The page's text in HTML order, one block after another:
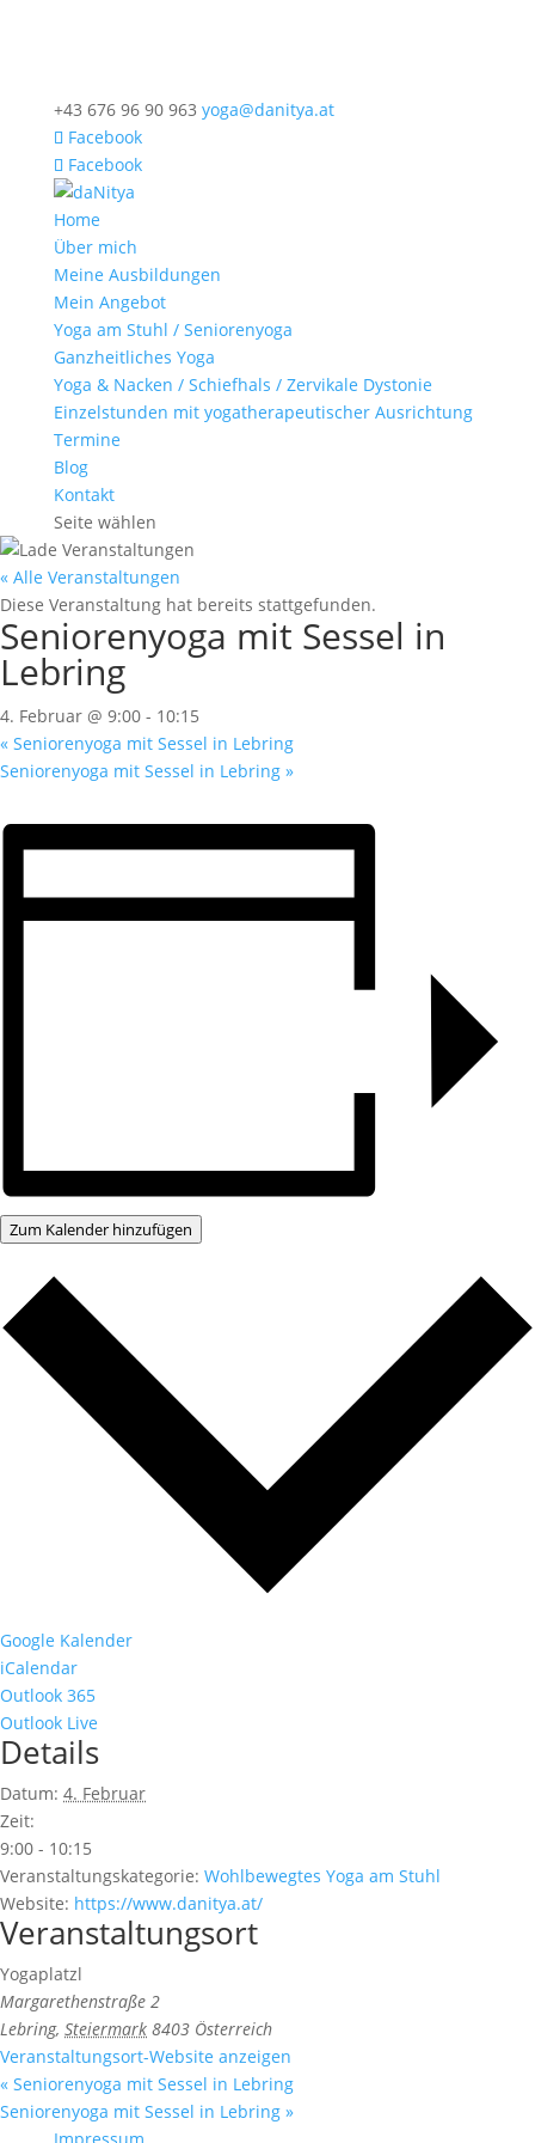
+43 676 96 90 963 yoga@danitya.at
Facebook
Facebook
Home
Über mich
Meine Ausbildungen
Mein Angebot
Yoga am Stuhl / Seniorenyoga
Ganzheitliches Yoga
Yoga & Nacken / Schiefhals / Zervikale Dystonie
Einzelstunden mit yogatherapeutischer Ausrichtung
Termine
Blog
Kontakt
Seite wählen
« Alle Veranstaltungen
Diese Veranstaltung hat bereits stattgefunden.
Seniorenyoga mit Sessel in
Lebring
4. Februar @ 9:00 - 10:15
« Seniorenyoga mit Sessel in Lebring
Seniorenyoga mit Sessel in Lebring »
Zum Kalender hinzufügen
Google Kalender
iCalendar
Outlook 365
Outlook Live
Details
Datum: 4. Februar
Zeit:
9:00 - 10:15
Veranstaltungskategorie: Wohlbewegtes Yoga am Stuhl
Website: https://www.danitya.at/
Veranstaltungsort
Yogaplatzl
Margarethenstraße 2
Lebring, Steiermark 8403 Österreich
Veranstaltungsort-Website anzeigen
« Seniorenyoga mit Sessel in Lebring
Seniorenyoga mit Sessel in Lebring »